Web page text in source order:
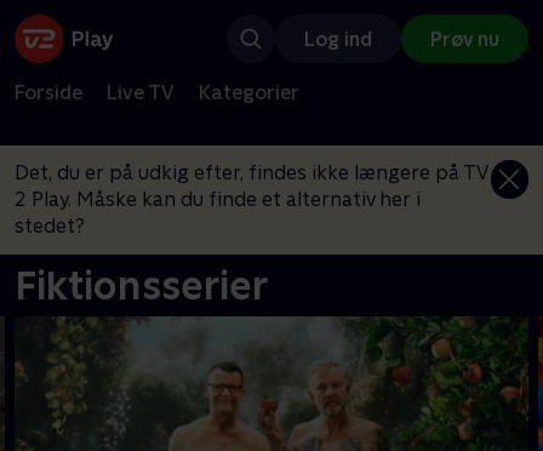
Log ind Prøv nu
Forside Live TV Kategorier
Det, du er på udkig efter, findes ikke længere på TV
2 Play. Måske kan du finde et alternativ her i
stedet?
Fiktionsserier